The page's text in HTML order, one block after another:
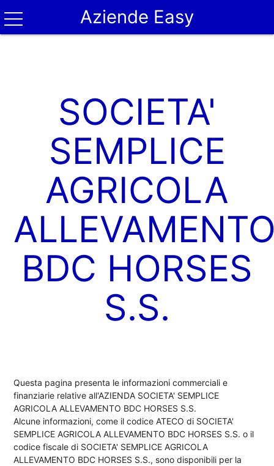
Aziende Easy
SOCIETA'
SEMPLICE
AGRICOLA
BDC HORSES
S.S.
Questa pagina presenta le informazioni commerciali e
finanziarie relative all'AZIENDA SOCIETA' SEMPLICE
AGRICOLA ALLEVAMENTO BDC HORSES S.S.
Alcune informazioni, come il codice ATECO di SOCIETA'
SEMPLICE AGRICOLA ALLEVAMENTO BDC HORSES S.S. o il
codice fiscale di SOCIETA' SEMPLICE AGRICOLA
ALLEVAMENTO BDC HORSES S.S., sono disponibili per la